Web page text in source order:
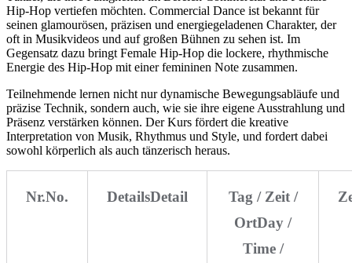
Hip-Hop vertiefen möchten. Commercial Dance ist bekannt für
seinen glamourösen, präzisen und energiegeladenen Charakter, der
oft in Musikvideos und auf großen Bühnen zu sehen ist. Im
Gegensatz dazu bringt Female Hip-Hop die lockere, rhythmische
Energie des Hip-Hop mit einer femininen Note zusammen.
Teilnehmende lernen nicht nur dynamische Bewegungsabläufe und
präzise Technik, sondern auch, wie sie ihre eigene Ausstrahlung und
Präsenz verstärken können. Der Kurs fördert die kreative
Interpretation von Musik, Rhythmus und Style, und fordert dabei
sowohl körperlich als auch tänzerisch heraus.
Nr.No. DetailsDetail
Tag / Zeit /
OrtDay /
Time /